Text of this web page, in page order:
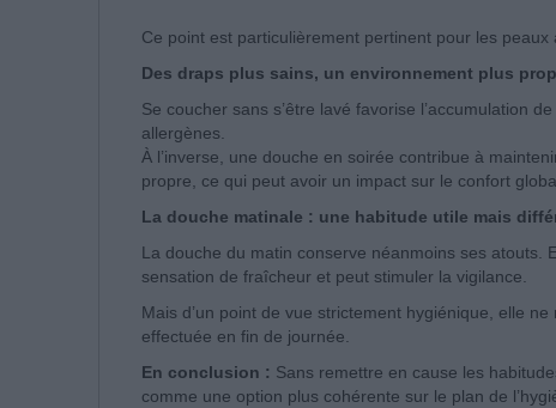
Ce point est particulièrement pertinent pour les peaux
Des draps plus sains, un environnement plus
Se coucher sans s’être lavé favorise l’accumulation
allergènes.
À l’inverse, une douche en soirée contribue à
propre, ce qui peut avoir un impact sur le confort
La douche matinale : une habitude utile mais
La douche du matin conserve néanmoins ses atouts.
sensation de fraîcheur et peut stimuler la vigilance.
Mais d’un point de vue strictement hygiénique, elle
effectuée en fin de journée.
En conclusion : Sans remettre en cause les
comme une option plus cohérente sur le plan de